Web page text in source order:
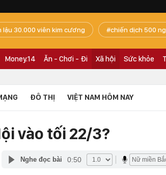
lậu 30.000 viên kim cương chiến dịch 500
Money.14 Ăn - Chơi - Đi Xã hội Sức khỏe
ĐÔ THỊ VIỆT NAM HÔM NAY
vào tối 22/3?
Nghe đọc bài 0:50